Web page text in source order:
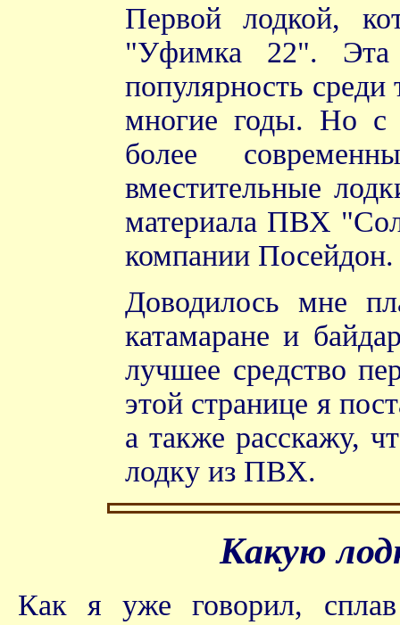
Первой лодкой,
"Уфимка 22". Эта
популярность
многие годы. Но с
более
вместительные
материала ПВХ
компании Посейдон.
Доводилось мне
катамаране и
лучшее средство
этой странице я
а также расскажу,
лодку из ПВХ.
Какую
Как я уже говорил,